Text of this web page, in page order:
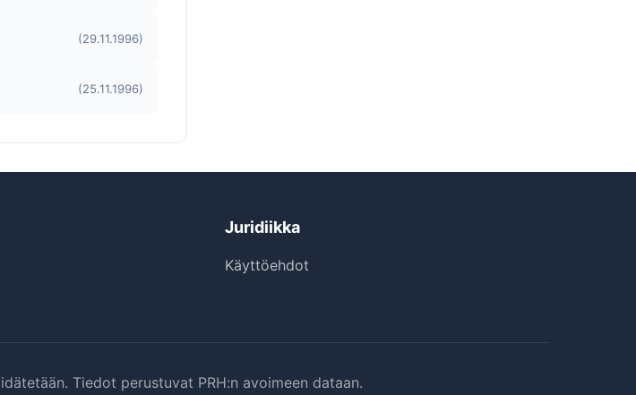
(29.11.1996)
(25.11.1996)
Juridiikka
Käyttöehdot
Tiedot perustuvat PRH:n avoimeen dataan.